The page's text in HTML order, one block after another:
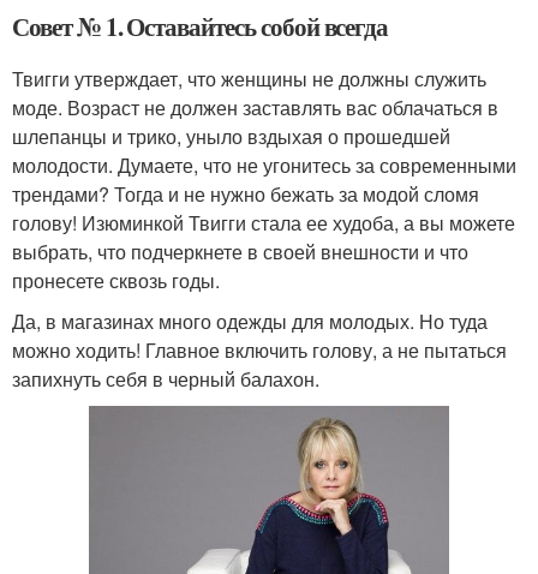
Совет № 1. Оставайтесь собой всегда
Твигги утверждает, что женщины не должны служить
моде. Возраст не должен заставлять вас облачаться в
шлепанцы и трико, уныло вздыхая о прошедшей
молодости. Думаете, что не угонитесь за современными
трендами? Тогда и не нужно бежать за модой сломя
голову! Изюминкой Твигги стала ее худоба, а вы можете
выбрать, что подчеркнете в своей внешности и что
пронесете сквозь годы.
Да, в магазинах много одежды для молодых. Но туда
можно ходить! Главное включить голову, а не пытаться
запихнуть себя в черный балахон.